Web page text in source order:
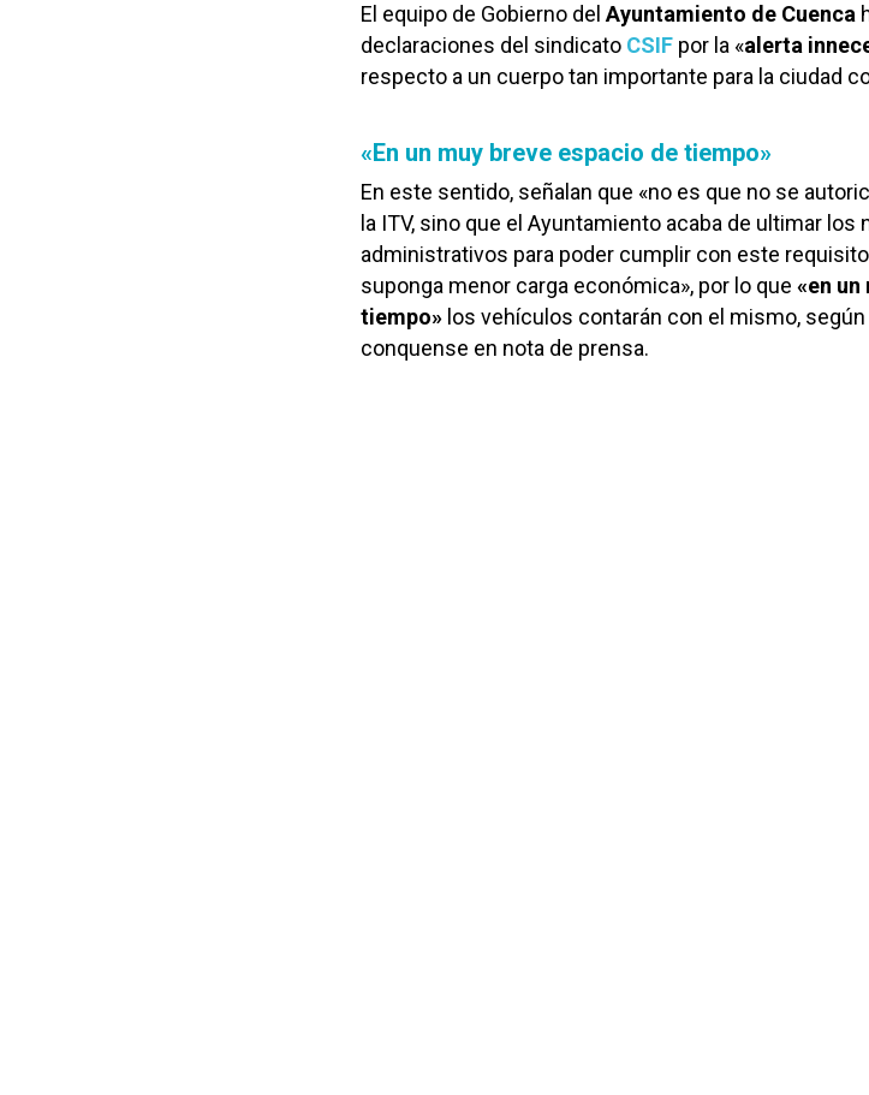
El equipo de Gobierno delAyuntamiento de Cuenca
declaraciones del sindicato CSIF por la «alerta
respecto a un cuerpo tan importante para la ciudad
«En un muy breve espacio de tiempo»
En este sentido, señalan que «no es que no se
la ITV, sino que el Ayuntamiento acaba de ultimar
administrativos para poder cumplir con este
suponga menor carga económica», por lo que «en un
tiempo» los vehículos contarán con el mismo,
conquense en nota de prensa.